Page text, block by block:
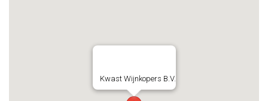
Kwast Wijnkopers B.V.